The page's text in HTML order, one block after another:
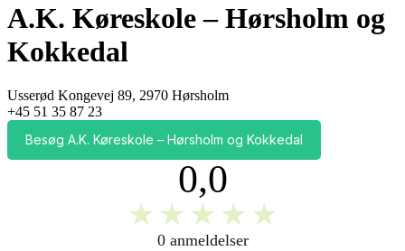
A.K. Køreskole – Hørsholm og
Kokkedal
Usserød Kongevej 89, 2970 Hørsholm
+45 51 35 87 23
Besøg A.K. Køreskole – Hørsholm og Kokkedal
0,0
★ ★ ★ ★ ★
0 anmeldelser